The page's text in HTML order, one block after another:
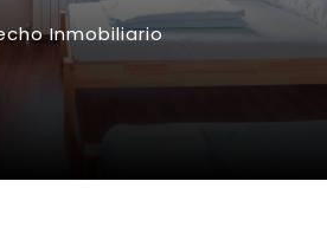
Inmobiliario